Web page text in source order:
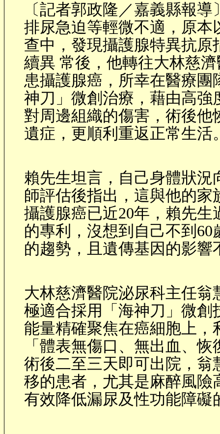
〔記者郭政隆／嘉義縣報導
排尿急迫等輕微不適，原
查中，發現攝護腺特異抗
續異 常後，他轉往大林慈
患攝護腺癌，所幸在醫療
神刀」微創治療，藉由高
對周邊組織的傷害，術後
遺症，更順利重返正常生活
賴先生坦言，自己身體狀
師評估後指出，這與他的
攝護腺癌已近20年，賴先生
的專利，沒想到自己不到 60
的趨勢，且遺傳基因的影響
大林慈濟醫院泌尿科主任
極適合採用「海神刀」微
能量精確聚焦在癌細胞上
「體表無傷口、無出血、
術後二至三天即可出院，
移的患者，尤其是麻醉風
有效降低漏尿及性功能障礙